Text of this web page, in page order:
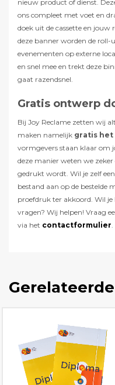
nieuw product of dienst.
ons compleet met voet en
doek uit de cassette en
deze banner worden de
evenementen op externe
en snel mee en trekt deze
gaat razendsnel.
Gratis ontwerp
Bij Joy Reclame zetten wij
maken namelijk gratis
vormgevers staan klaar om
deze manier weten we
gedrukt wordt. Wil je zelf
bestand aan op de bestelde
proefdruk ter akkoord. Wil je
vragen? Wij helpen! Vraag
via het contactformulier